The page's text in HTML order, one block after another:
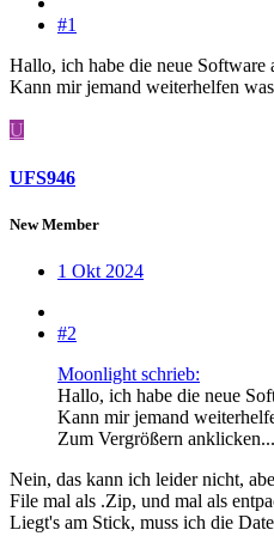
#1
Hallo, ich habe die neue
Kann mir jemand weiterhelfen
U
UFS946
New Member
1 Okt 2024
#2
Moonlight schrieb:
Hallo, ich habe die neue
Kann mir jemand
Zum Vergrößern
Nein, das kann ich leider nicht,
File mal als .Zip, und mal als
Liegt's am Stick, muss ich die